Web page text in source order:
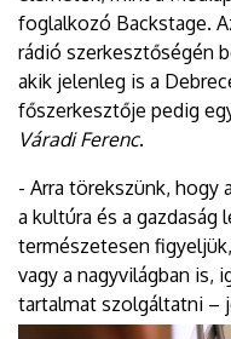
foglalkozó Backstage.
rádió szerkesztőségén
akik jelenleg is a
főszerkesztője pedig
Váradi Ferenc.
- Arra törekszünk, hogy
a kultúra és a gazdaság
természetesen
vagy a nagyvilágban is,
tartalmat szolgáltatni –